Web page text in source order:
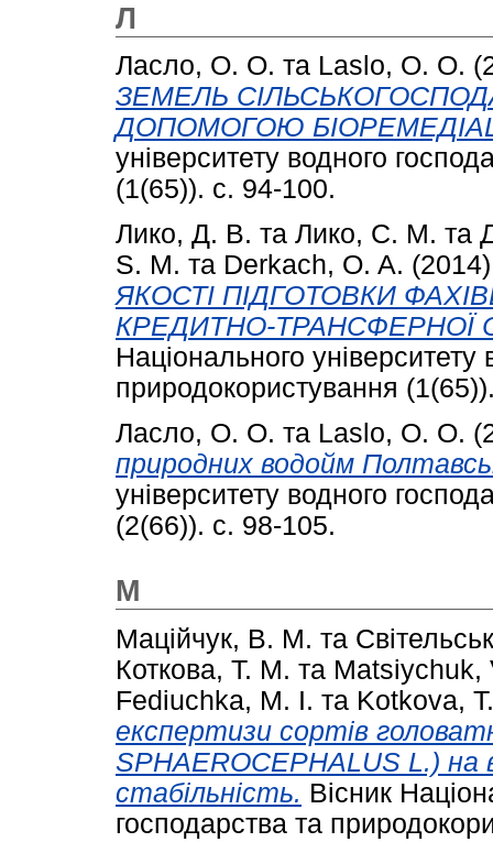
Л
Ласло, О. О. та Laslo, O. О.
ЗЕМЕЛЬ
ДОПОМОГОЮ
університету водного
(1(65)). с. 94-100.
Лико, Д. В. та Лико, С. М. та
S. M. та Derkach, O. A.
ЯКОСТІ ПІДГОТОВКИ
КРЕДИТНО-ТРАНСФЕРНОЇ
Національного університету
природокористування
Ласло, О. О. та Laslo, O. О.
природних водойм
університету водного
(2(66)). с. 98-105.
М
Маційчук, В. М. та
Коткова, Т. М. та Matsiychuk,
Fedіuchka, M. I. та Kotkova,
експертизи сортів
SPHAEROCEPHALUS L.) на
стабільність. Вісник
господарства та